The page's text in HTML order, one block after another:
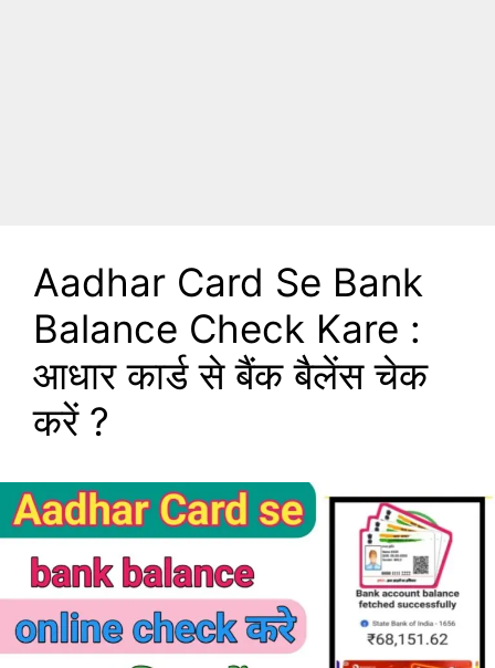
Aadhar Card Se Bank
Balance Check Kare :
आधार कार्ड से बैंक बैलेंस चेक
करें ?